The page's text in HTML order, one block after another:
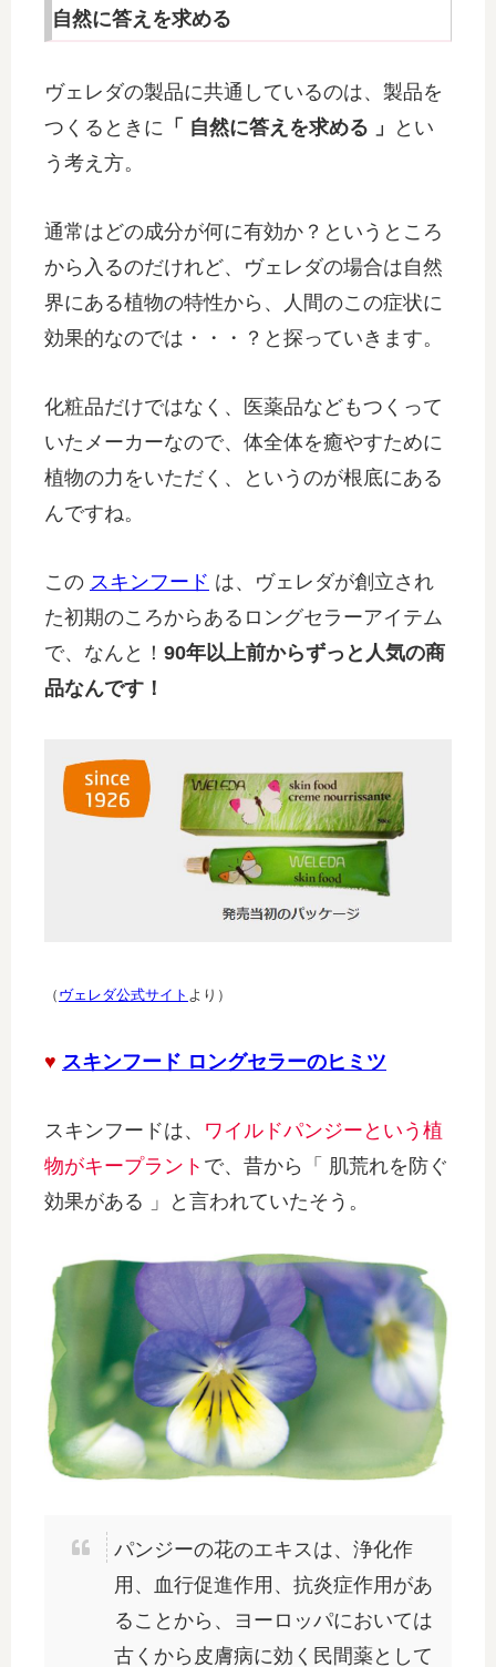
自然に答えを求める
ヴェレダの製品に共通しているのは、製品を
つくるときに 「 自然に答えを求める 」
とい
う考え方。
通常はどの成分が何に有効か？というところ
から入るのだけれど、ヴェレダの場合は自然
界にある植物の特性から、人間のこの症状に
効果的なのでは・・・？と探っていきます。
化粧品だけではなく、医薬品などもつくって
いたメーカーなので、体全体を癒やすために
植物の力をいただく、というのが根底にある
んですね。
この スキンフード は、ヴェレダが創立され
た初期のころからあるロングセラーアイテム
で、なんと！ 90年以上前からずっと人気の商
品なんです！
（ ヴェレダ公式サイト より）
♥ スキンフード ロングセラーのヒミツ
スキンフードは、 ワイルドパンジーという植
物がキープラント で、昔から「 肌荒れを防ぐ
効果がある 」と言われていたそう。
パンジーの花のエキスは、浄化作
用、血行促進作用、抗炎症作用があ
ることから、ヨーロッパにおいては
古くから皮膚病に効く民間薬として